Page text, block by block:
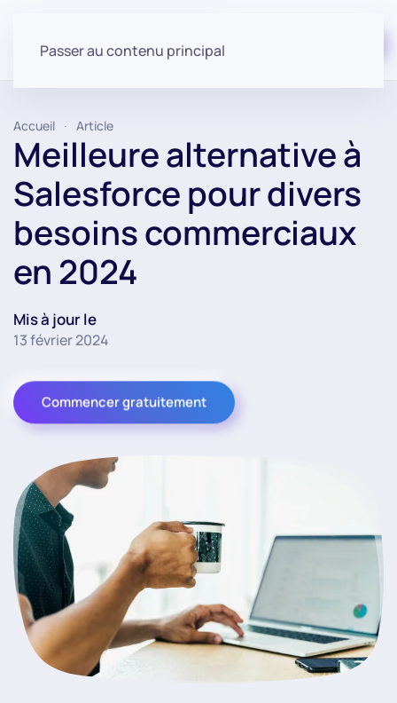
Passer au contenu principal
Accueil Article
Meilleure alternative à
Salesforce pour divers
besoins commerciaux
en 2024
Mis à jour le
13 février 2024
Commencer gratuitement